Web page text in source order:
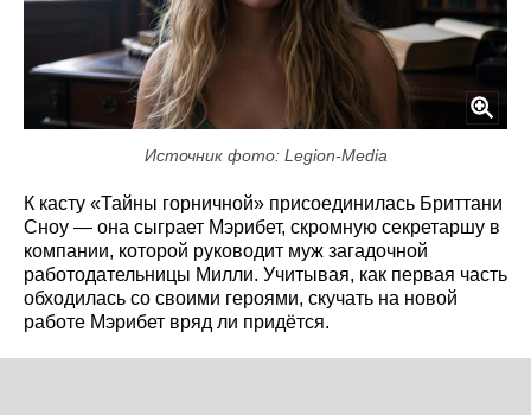
Источник фото: Legion-Media
К касту «Тайны горничной» присоединилась Бриттани
Сноу — она сыграет Мэрибет, скромную секретаршу в
компании, которой руководит муж загадочной
работодательницы Милли. Учитывая, как первая часть
обходилась со своими героями, скучать на новой
работе Мэрибет вряд ли придётся.